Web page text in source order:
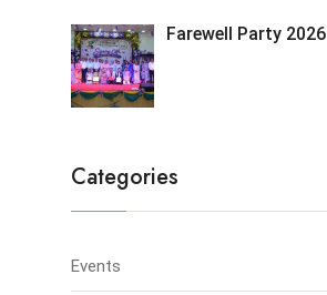
Farewell Party 2026
Categories
Events